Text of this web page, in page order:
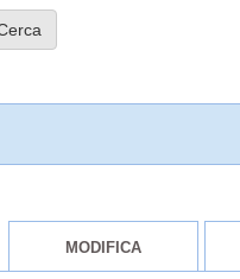
MODIFICA